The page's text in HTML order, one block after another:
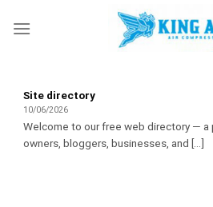
Site directory
10/06/2026
Welcome to our free web directory — a
owners, bloggers, businesses, and [...]